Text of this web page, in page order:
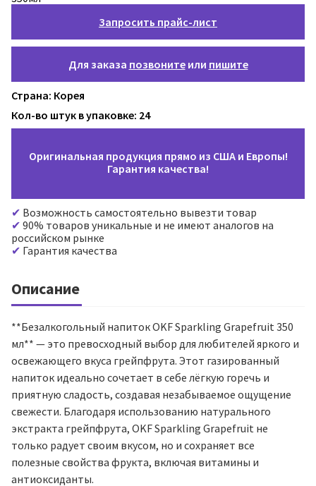
Запросить прайс-лист
Для заказа позвонитеили пишите
Страна: Корея
Кол-во штук в упаковке: 24
Оригинальная продукция прямо из США и Европы!
Гарантия качества!
Возможность самостоятельно вывезти товар
90% товаров уникальные и не имеют аналогов на
российском рынке
Гарантия качества
Описание
**Безалкогольный напиток OKF Sparkling Grapefruit 350
мл** — это превосходный выбор для любителей яркого и
освежающего вкуса грейпфрута. Этот газированный
напиток идеально сочетает в себе лёгкую горечь и
приятную сладость, создавая незабываемое ощущение
свежести. Благодаря использованию натурального
экстракта грейпфрута, OKF Sparkling Grapefruit не
только радует своим вкусом, но и сохраняет все
полезные свойства фрукта, включая витамины и
антиоксиданты.